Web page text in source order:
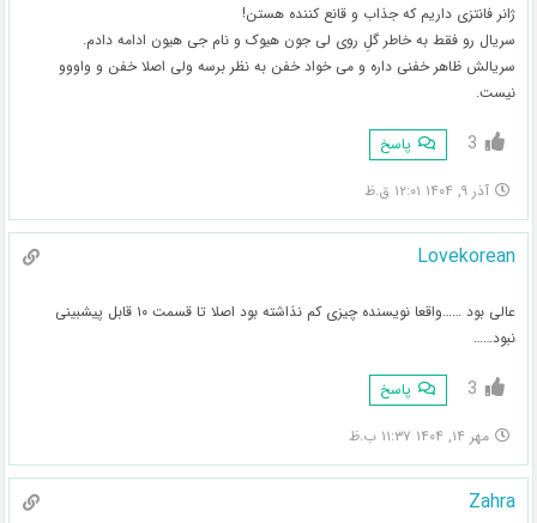
ژانر فانتزی داریم که جذاب و قانع کننده هستن!
سریال رو فقط به خاطر گلِ روی لی جون هیوک و نام جی هیون ادامه دادم.
سریالش ظاهر خفنی داره و می خواد خفن به نظر برسه ولی اصلا خفن و واووو
نیست.
3 پاسخ
آذر ۹, ۱۴۰۴ ۱۲:۰۱ ق.ظ
Lovekorean
عالی بود ……واقعا نویسنده چیزی کم نذاشته بود اصلا تا قسمت ۱۰ قابل پیشبینی
نبود……
3 پاسخ
مهر ۱۴, ۱۴۰۴ ۱۱:۳۷ ب.ظ
Zahra